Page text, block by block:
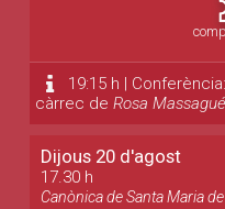
19:15 h | Conferència:
càrrec de Rosa Massagué
Dijous 20 d'agost
17.30 h
Canònica de Santa Maria